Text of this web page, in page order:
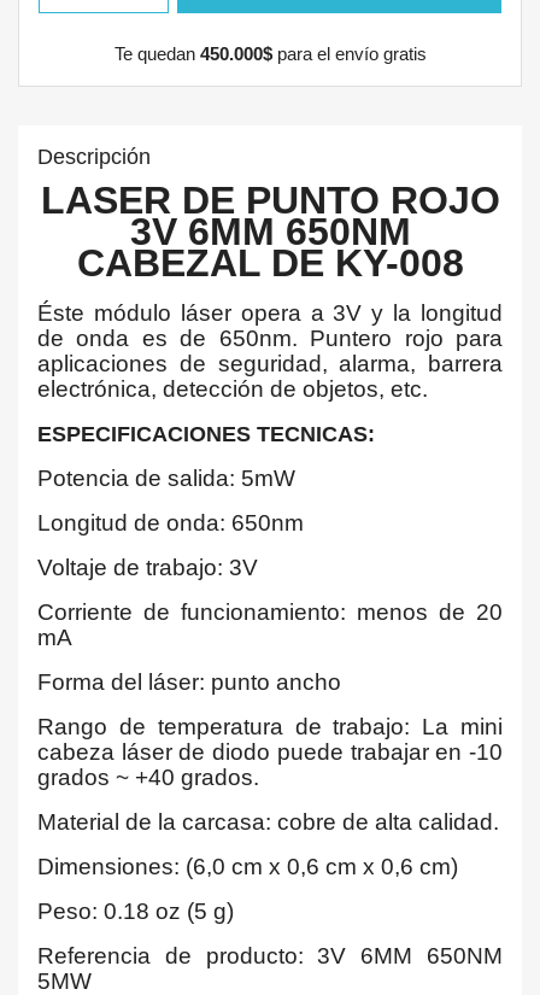
Te quedan 450.000$para el envío gratis
Descripción
LASER DE PUNTO ROJO
3V 6MM 650NM
CABEZAL DE KY-008
Éste módulo láser opera a 3V y la longitud
de onda es de 650nm. Puntero rojo para
aplicaciones de seguridad, alarma, barrera
electrónica, detección de objetos, etc.
ESPECIFICACIONES TECNICAS:
Potencia de salida: 5mW
Longitud de onda: 650nm
Voltaje de trabajo: 3V
Corriente de funcionamiento: menos de 20
mA
Forma del láser: punto ancho
Rango de temperatura de trabajo: La mini
cabeza láser de diodo puede trabajar en -10
grados ~ +40 grados.
Material de la carcasa: cobre de alta calidad.
Dimensiones: (6,0 cm x 0,6 cm x 0,6 cm)
Peso: 0.18 oz (5 g)
Referencia de producto: 3V 6MM 650NM
5MW